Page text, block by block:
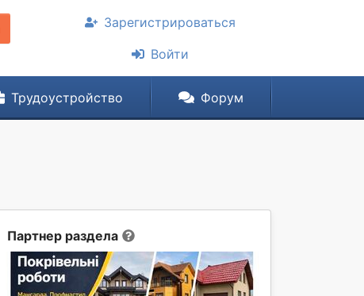
Зарегистрироваться
Войти
Трудоустройство Форум
Партнер раздела